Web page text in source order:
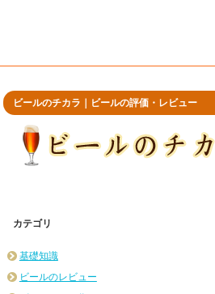
ビールのチカラ｜ビールの評価・レビュー
カテゴリ
基礎知識
ビールのレビュー